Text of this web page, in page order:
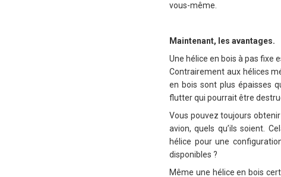
vous-même.
Maintenant, les avantages.
Une hélice en bois à pas fixe
Contrairement aux hélices
en bois sont plus épaisses
flutter qui pourrait être
Vous pouvez toujours
avion, quels qu’ils soient.
hélice pour une
disponibles ?
Même une hélice en bois